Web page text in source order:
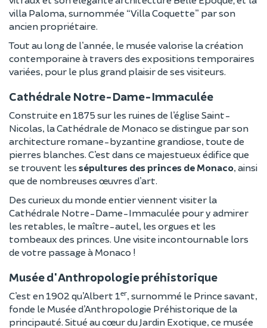
villa Paloma, surnommée “Villa Coquette” par son
ancien propriétaire.
Tout au long de l’année, le musée valorise la création
contemporaine à travers des expositions temporaires
variées, pour le plus grand plaisir de ses visiteurs.
Cathédrale Notre-Dame-Immaculée
Construite en 1875 sur les ruines de l’église Saint-
Nicolas, la Cathédrale de Monaco se distingue par son
architecture romane-byzantine grandiose, toute de
pierres blanches. C’est dans ce majestueux édifice que
se trouvent les sépultures des princes de Monaco , ainsi
que de nombreuses œuvres d’art.
Des curieux du monde entier viennent visiter la
Cathédrale Notre-Dame-Immaculée pour y admirer
les retables, le maître-autel, les orgues et les
tombeaux des princes. Une visite incontournable lors
de votre passage à Monaco !
Musée d'Anthropologie préhistorique
C’est en 1902 qu’Albert 1 er , surnommé le Prince savant,
fonde le Musée d’Anthropologie Préhistorique de la
principauté. Situé au cœur du Jardin Exotique, ce musée